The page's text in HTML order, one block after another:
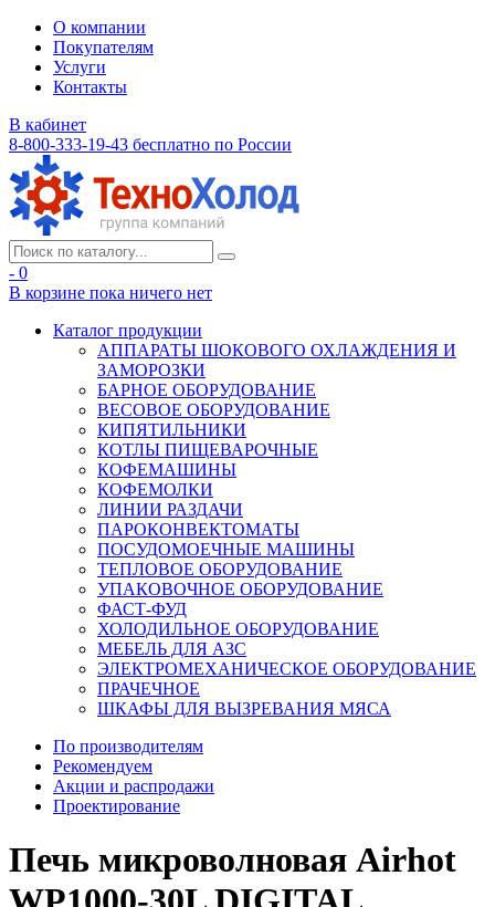
О компании
Покупателям
Услуги
Контакты
В кабинет
8-800-333-19-43 бесплатно по России
- 0
В корзине пока ничего нет
Каталог продукции
АППАРАТЫ ШОКОВОГО ОХЛАЖДЕНИЯ И
ЗАМОРОЗКИ
БАРНОЕ ОБОРУДОВАНИЕ
ВЕСОВОЕ ОБОРУДОВАНИЕ
КИПЯТИЛЬНИКИ
КОТЛЫ ПИЩЕВАРОЧНЫЕ
КОФЕМАШИНЫ
КОФЕМОЛКИ
ЛИНИИ РАЗДАЧИ
ПАРОКОНВЕКТОМАТЫ
ПОСУДОМОЕЧНЫЕ МАШИНЫ
ТЕПЛОВОЕ ОБОРУДОВАНИЕ
УПАКОВОЧНОЕ ОБОРУДОВАНИЕ
ФАСТ-ФУД
ХОЛОДИЛЬНОЕ ОБОРУДОВАНИЕ
МЕБЕЛЬ ДЛЯ АЗС
ЭЛЕКТРОМЕХАНИЧЕСКОЕ ОБОРУДОВАНИЕ
ПРАЧЕЧНОЕ
ШКАФЫ ДЛЯ ВЫЗРЕВАНИЯ МЯСА
По производителям
Рекомендуем
Акции и распродажи
Проектирование
Печь микроволновая Airhot